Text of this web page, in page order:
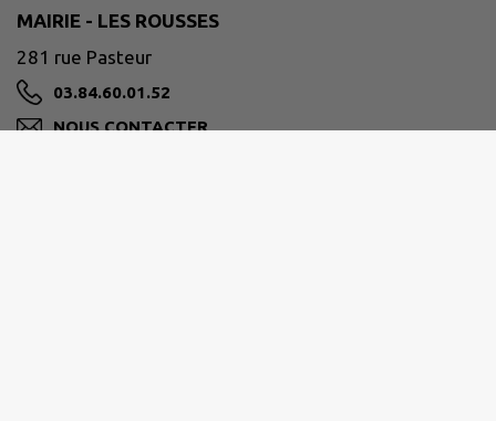
MAIRIE - LES ROUSSES
281 rue Pasteur
03.84.60.01.52
NOUS CONTACTER